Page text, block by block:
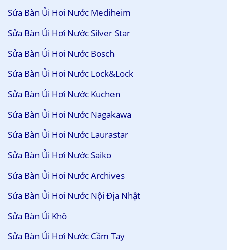
Sửa Bàn Ủi Hơi Nước Mediheim
Sửa Bàn Ủi Hơi Nước Silver Star
Sửa Bàn Ủi Hơi Nước Bosch
Sửa Bàn Ủi Hơi Nước Lock&Lock
Sửa Bàn Ủi Hơi Nước Kuchen
Sửa Bàn Ủi Hơi Nước Nagakawa
Sửa Bàn Ủi Hơi Nước Laurastar
Sửa Bàn Ủi Hơi Nước Saiko
Sửa Bàn Ủi Hơi Nước Archives
Sửa Bàn Ủi Hơi Nước Nội Địa Nhật
Sửa Bàn Ủi Khô
Sửa Bàn Ủi Hơi Nước Cầm Tay